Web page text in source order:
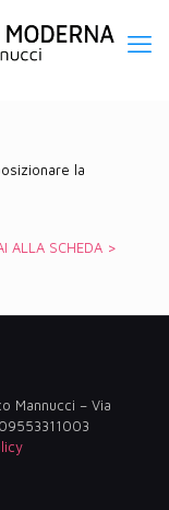
la
ALLA SCHEDA >
Mannucci – Via